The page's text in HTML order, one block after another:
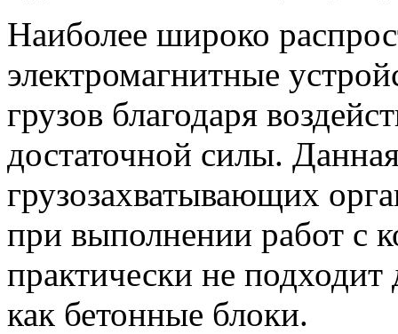
Наиболее широко
электромагнитные
грузов благодаря
достаточной силы.
грузозахватывающих
при выполнении работ с
практически не
как бетонные блоки.